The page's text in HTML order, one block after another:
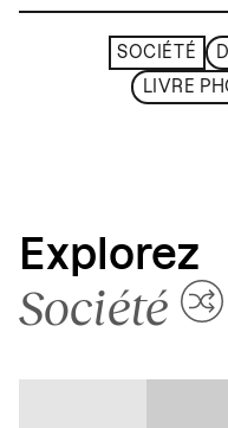
SOCIÉTÉ
LIVRE
Explorez
Société